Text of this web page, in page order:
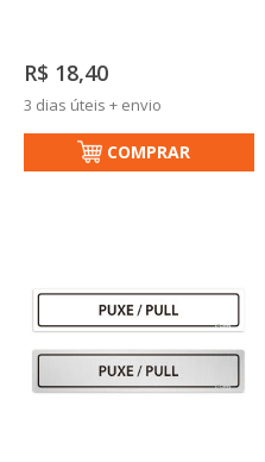
R$ 18,40
3 dias úteis + envio
COMPRAR